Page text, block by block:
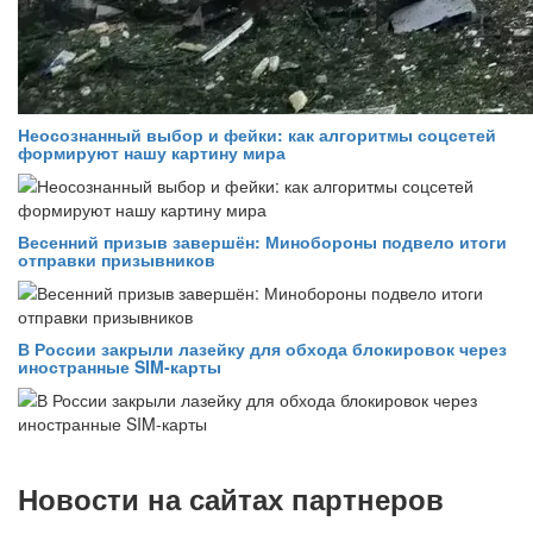
Неосознанный выбор и фейки: как алгоритмы соцсетей
формируют нашу картину мира
Весенний призыв завершён: Минобороны подвело итоги
отправки призывников
В России закрыли лазейку для обхода блокировок через
иностранные SIM-карты
Новости на сайтах партнеров